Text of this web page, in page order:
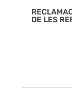
DE LES